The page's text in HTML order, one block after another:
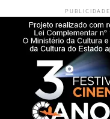
PUBLICIDADE